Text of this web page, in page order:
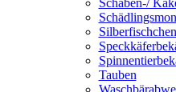
Scha­­­ben-/
Tau­ben